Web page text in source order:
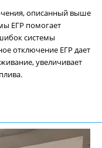
описанный выше
ЕГР помогает
системы
отключение ЕГР дает
увеличивает